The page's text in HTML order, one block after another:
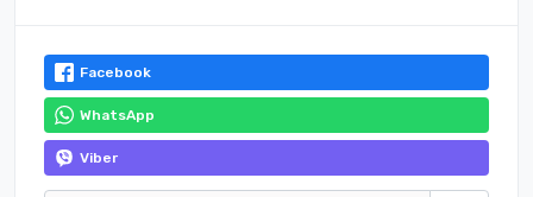
Facebook
WhatsApp
Viber